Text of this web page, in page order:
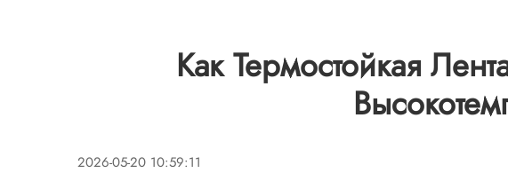
Как Термостойкая
2026-05-20 10:59:11